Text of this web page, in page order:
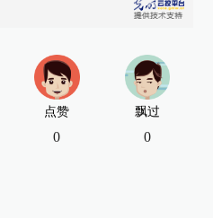
点赞
0
飘过
0